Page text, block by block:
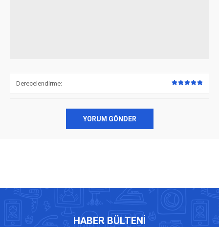
Derecelendirme:
YORUM GÖNDER
HABER BÜLTENI